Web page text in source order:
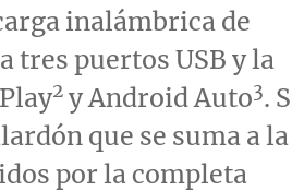
inalámbrica de
tres puertos USB y la
2y Android Auto3.
que se suma a la
por la completa